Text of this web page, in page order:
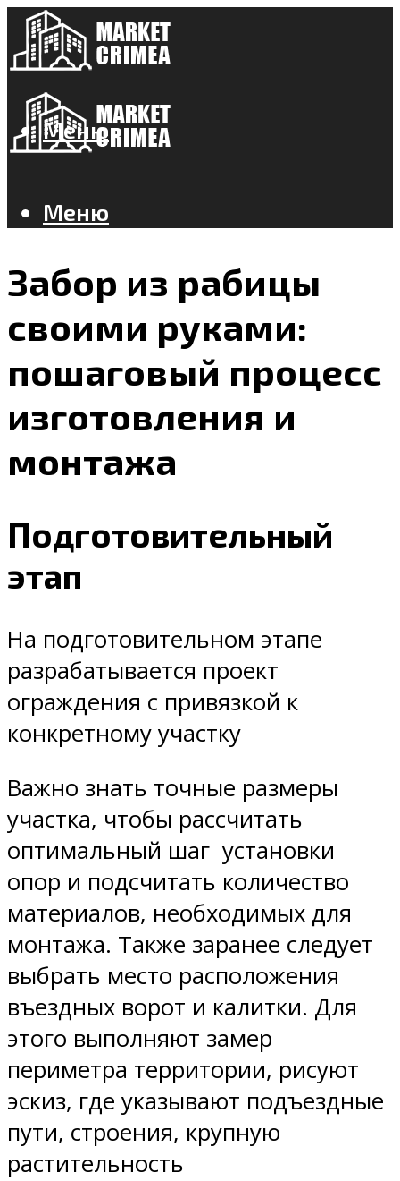
Меню
Меню
Забор из рабицы
своими руками:
пошаговый процесс
изготовления и
монтажа
Подготовительный
этап
На подготовительном этапе
разрабатывается проект
ограждения с привязкой к
конкретному участку
Важно знать точные размеры
участка, чтобы рассчитать
оптимальный шаг установки
опор и подсчитать количество
материалов, необходимых для
монтажа. Также заранее следует
выбрать место расположения
въездных ворот и калитки. Для
этого выполняют замер
периметра территории, рисуют
эскиз, где указывают подъездные
пути, строения, крупную
растительность